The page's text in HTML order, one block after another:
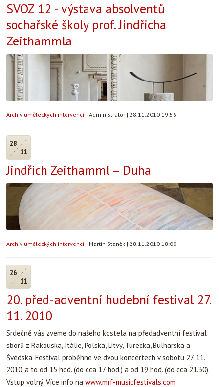
SVOZ 12 - výstava absolventů
sochařské školy prof. Jindřicha
Zeithammla
Archiv uměleckých intervencí | Administrátor | 28.11.2010 19:56
28
11
Jindřich Zeithamml – Duha
Archiv uměleckých intervencí | Martin Staněk | 28.11.2010 18:00
26
11
20. před-adventní hudební festival 27.
11. 2010
Srdečně vás zveme do našeho kostela na předadventní festival
sborů z Rakouska, Itálie, Polska, Litvy, Turecka, Bulharska a
Švédska. Festival proběhne ve dvou koncertech v sobotu 27. 11.
2010, a to od 15 hod. (do cca 17 hod.) a od 19 hod. (do cca 21.30).
Vstup volný. Více info na www.mrf-musicfestivals.com